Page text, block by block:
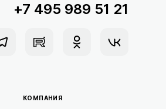
+7 495 989 51 21
КОМПАНИЯ